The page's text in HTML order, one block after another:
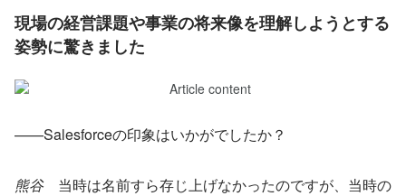
現場の経営課題や事業の将来像を理解しようとする
姿勢に驚きました
——Salesforceの印象はいかがでしたか？
熊谷 当時は名前すら存じ上げなかったのですが、当時の